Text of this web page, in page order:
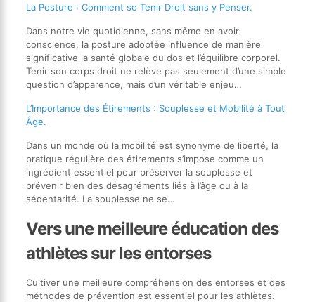
La Posture : Comment se Tenir Droit sans y Penser.
Dans notre vie quotidienne, sans même en avoir
conscience, la posture adoptée influence de manière
significative la santé globale du dos et l’équilibre corporel.
Tenir son corps droit ne relève pas seulement d’une simple
question d’apparence, mais d’un véritable enjeu…
L’Importance des Étirements : Souplesse et Mobilité à Tout
Âge.
Dans un monde où la mobilité est synonyme de liberté, la
pratique régulière des étirements s’impose comme un
ingrédient essentiel pour préserver la souplesse et
prévenir bien des désagréments liés à l’âge ou à la
sédentarité. La souplesse ne se…
Vers une meilleure éducation des
athlètes sur les entorses
Cultiver une meilleure compréhension des entorses et des
méthodes de prévention est essentiel pour les athlètes.